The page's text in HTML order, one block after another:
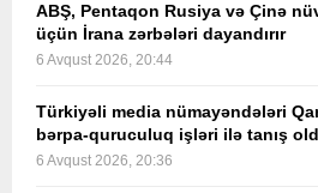
ABŞ, Pentaqon Rusiya və Çinə
üçün İrana zərbələri dayandırır
6 Avqust 2026, 20:44
Türkiyəli media nümayəndələri
bərpa-quruculuq işləri ilə tanış
6 Avqust 2026, 20:36